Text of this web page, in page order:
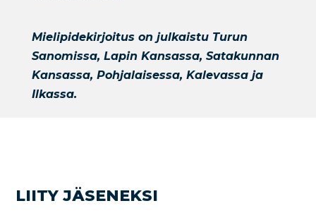
Mielipidekirjoitus on julkaistu Turun
Sanomissa, Lapin Kansassa, Satakunnan
Kansassa, Pohjalaisessa, Kalevassa ja
Ilkassa.
LIITY JÄSENEKSI